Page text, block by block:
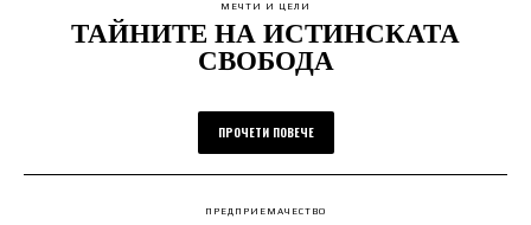
МЕЧТИ И ЦЕЛИ
ТАЙНИТЕ НА ИСТИНСКАТА
СВОБОДА
ПРОЧЕТИ ПОВЕЧЕ
ПРЕДПРИЕМАЧЕСТВО